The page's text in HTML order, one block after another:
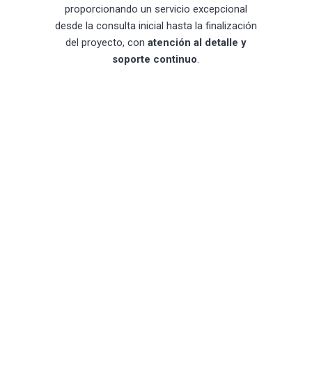
proporcionando un servicio excepcional
desde la consulta inicial hasta la finalización
del proyecto, con atención al detalle y
soporte continuo.